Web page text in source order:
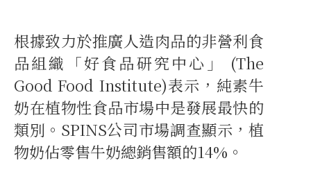
根據致力於推廣人造肉品的非營利食
品組織「好食品研究中心」 (The
Good Food Institute)表示，純素牛
奶在植物性食品市場中是發展最快的
類別。SPINS公司市場調查顯示，植
物奶佔零售牛奶總銷售額的14%。